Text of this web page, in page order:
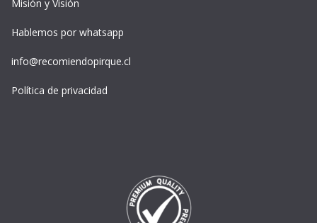
Misión y Visión
Hablemos por whatsapp
info@recomiendopirque.cl
Política de privacidad